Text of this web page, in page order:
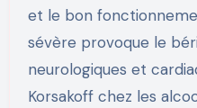
et le bon
sévère provoque le
neurologiques et
Korsakoff chez les